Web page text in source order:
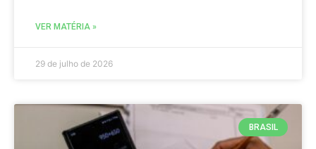
VER MATÉRIA »
29 de julho de 2026
BRASIL